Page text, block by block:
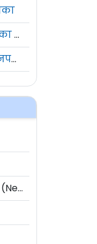
विक्रीकर निरीक्षक प्रश्नपत्रिका संच
सहाय्यक कक्ष अधिकारी प्रश्नपत्रिका संच
(New)